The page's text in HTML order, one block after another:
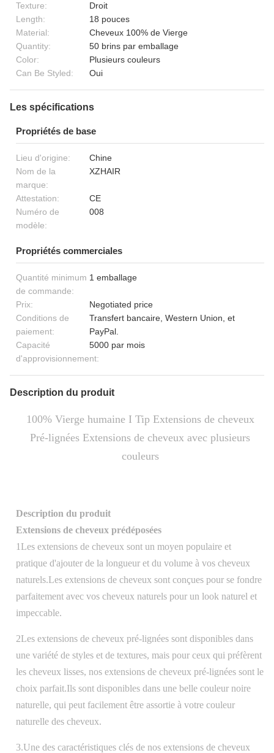
Texture:
Droit
Length:
18 pouces
Material:
Cheveux 100% de Vierge
Quantity:
50 brins par emballage
Color:
Plusieurs couleurs
Can Be Styled:
Oui
Les spécifications
Propriétés de base
Lieu d'origine:
Chine
Nom de la
marque:
XZHAIR
Attestation:
CE
Numéro de
modèle:
008
Propriétés commerciales
Quantité minimum
de commande:
1 emballage
Prix:
Negotiated price
Conditions de
paiement:
Transfert bancaire, Western Union, et
PayPal.
Capacité
d'approvisionnement:
5000 par mois
Description du produit
100% Vierge humaine I Tip Extensions de cheveux
Pré-lignées Extensions de cheveux avec plusieurs
couleurs
Description du produit
Extensions de cheveux prédéposées
1Les extensions de cheveux sont un moyen populaire et
pratique d'ajouter de la longueur et du volume à vos cheveux
naturels.Les extensions de cheveux sont conçues pour se fondre
parfaitement avec vos cheveux naturels pour un look naturel et
impeccable.
2Les extensions de cheveux pré-lignées sont disponibles dans
une variété de styles et de textures, mais pour ceux qui préfèrent
les cheveux lisses, nos extensions de cheveux pré-lignées sont le
choix parfait.Ils sont disponibles dans une belle couleur noire
naturelle, qui peut facilement être assortie à votre couleur
naturelle des cheveux.
3.Une des caractéristiques clés de nos extensions de cheveux